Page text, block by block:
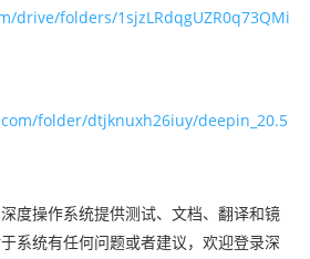
drive/folders/1sjzLRdqgUZR0q73QMi
folder/dtjknuxh26iuy/deepin_20.5
度操作系统提供测试、文档、翻译和镜
系统有任何问题或者建议，欢迎登录深